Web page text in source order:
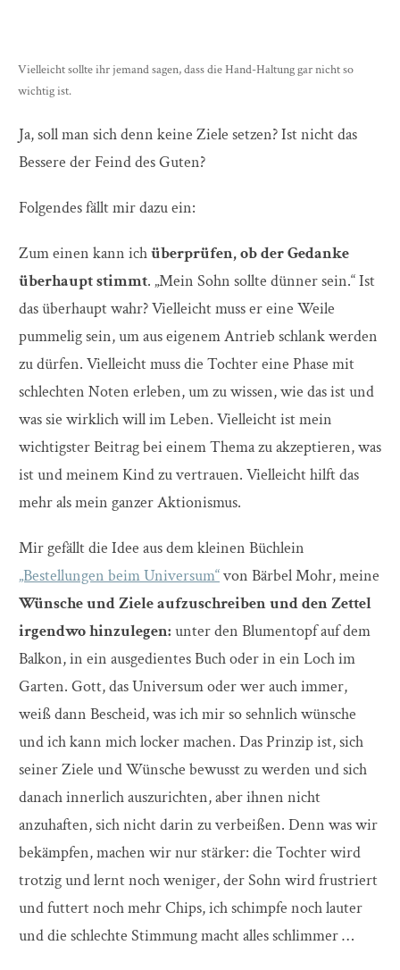
Vielleicht sollte ihr jemand sagen, dass die Hand-Haltung gar nicht so
wichtig ist.
Ja, soll man sich denn keine Ziele setzen? Ist nicht das
Bessere der Feind des Guten?
Folgendes fällt mir dazu ein:
Zum einen kann ichüberprüfen, ob der Gedanke
überhaupt stimmt. „Mein Sohn sollte dünner sein.“ Ist
das überhaupt wahr? Vielleicht muss er eine Weile
pummelig sein, um aus eigenem Antrieb schlank werden
zu dürfen. Vielleicht muss die Tochter eine Phase mit
schlechten Noten erleben, um zu wissen, wie das ist und
was sie wirklich will im Leben. Vielleicht ist mein
wichtigster Beitrag bei einem Thema zu akzeptieren, was
ist und meinem Kind zu vertrauen. Vielleicht hilft das
mehr als mein ganzer Aktionismus.
Mir gefällt die Idee aus dem kleinen Büchlein
„Bestellungen beim Universum“von Bärbel Mohr, meine
Wünsche und Ziele aufzuschreiben und den Zettel
irgendwo hinzulegen: unter den Blumentopf auf dem
Balkon, in ein ausgedientes Buch oder in ein Loch im
Garten. Gott, das Universum oder wer auch immer,
weiß dann Bescheid, was ich mir so sehnlich wünsche
und ich kann mich locker machen. Das Prinzip ist, sich
seiner Ziele und Wünsche bewusst zu werden und sich
danach innerlich auszurichten, aber ihnen nicht
anzuhaften, sich nicht darin zu verbeißen. Denn was wir
bekämpfen, machen wir nur stärker: die Tochter wird
trotzig und lernt noch weniger, der Sohn wird frustriert
und futtert noch mehr Chips, ich schimpfe noch lauter
und die schlechte Stimmung macht alles schlimmer …